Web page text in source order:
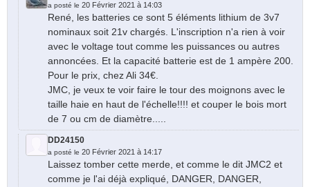
a posté le 20 Février 2021 à 14:03
René, les batteries ce sont 5 éléments lithium de 3v7
nominaux soit 21v chargés. L'inscription n'a rien à voir
avec le voltage tout comme les puissances ou autres
annoncées. Et la capacité batterie est de 1 ampère 200.
Pour le prix, chez Ali 34€.
JMC, je veux te voir faire le tour des moignons avec le
taille haie en haut de l'échelle!!!! et couper le bois mort
de 7 ou cm de diamètre.....
DD24150
a posté le 20 Février 2021 à 14:17
Laissez tomber cette merde, et comme le dit JMC2 et
comme je l'ai déjà expliqué, DANGER, DANGER,